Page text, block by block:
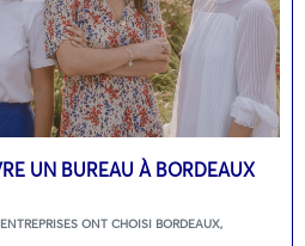
UN BUREAU À BORDEAUX
ONT CHOISI BORDEAUX,